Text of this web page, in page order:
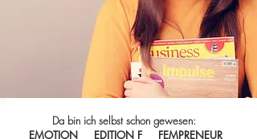
Da bin ich selbst schon gewesen:
EMOTION EDITION F FEMPRENEUR